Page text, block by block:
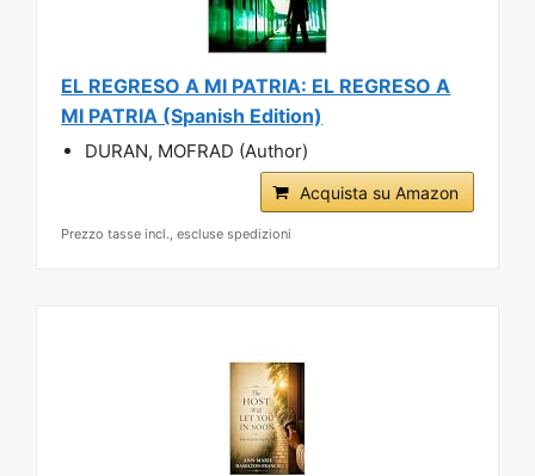
EL REGRESO A MI PATRIA: EL REGRESO A
MI PATRIA (Spanish Edition)
DURAN, MOFRAD (Author)
Acquista su Amazon
Prezzo tasse incl., escluse spedizioni